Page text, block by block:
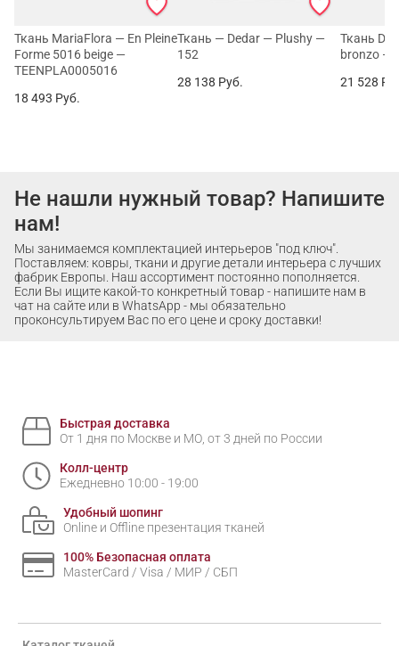
Ткань MariaFlora — En Pleine
Forme 5016 beige —
TEENPLA0005016
18 493 Руб.
Ткань — Dedar — Plushy —
152
28 138 Руб.
Ткань
bronzo —
21 528
Не нашли нужный товар? Напишите
нам!
Мы занимаемся комплектацией интерьеров "под ключ".
Поставляем: ковры, ткани и другие детали интерьера с лучших
фабрик Европы. Наш ассортимент постоянно пополняется.
Если Вы ищите какой-то конкретный товар - напишите нам в
чат на сайте или в WhatsApp - мы обязательно
проконсультируем Вас по его цене и сроку доставки!
Быстрая доставка
От 1 дня по Москве и МО, от 3 дней по России
Колл-центр
Ежедневно 10:00 - 19:00
Удобный шопинг
Online и Offline презентация тканей
100% Безопасная оплата
MasterCard / Visa / МИР / СБП